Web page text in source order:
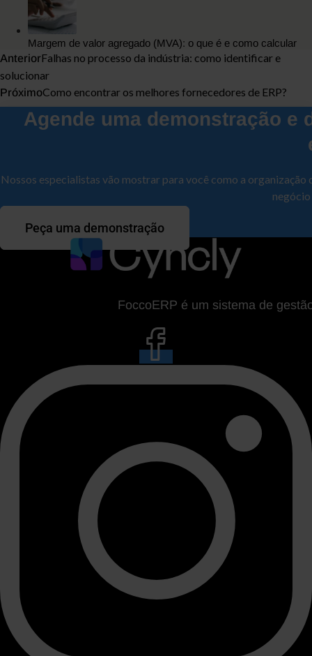
Margem de valor agregado (MVA): o que é e como calcular
AnteriorFalhas no processo da indústria: como identificar e
solucionar
PróximoComo encontrar os melhores fornecedores de ERP?
Agende uma demonstração e
Nossos especialistas vão mostrar para você como a
Peça uma demonstração
FoccoERP é um sistema de